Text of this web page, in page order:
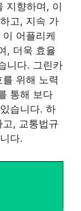
지향하며, 이
고, 지속 가
어플리케
, 더욱 효율
니다. 그린카
위해 노력
통해 보다
습니다. 하
, 교통법규
다.